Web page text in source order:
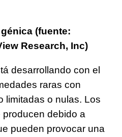
(fuente:
Research, Inc)
desarrollando con el
raras con
limitadas o nulas. Los
debido a
pueden provocar una